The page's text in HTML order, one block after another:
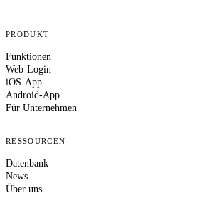
PRODUKT
Funktionen
Web-Login
iOS-App
Android-App
Für Unternehmen
RESSOURCEN
Datenbank
News
Über uns